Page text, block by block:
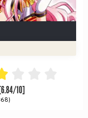
[6.84/10]